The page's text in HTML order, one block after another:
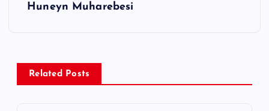
n
Huneyn Muharebesi
Related Posts